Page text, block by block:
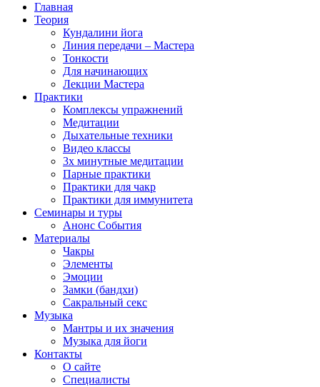
Главная
Теория
Кундалини йога
Линия передачи – Мастера
Тонкости
Для начинающих
Лекции Мастера
Практики
Комплексы упражнений
Медитации
Дыхательные техники
Видео классы
3х минутные медитации
Парные практики
Практики для чакр
Практики для иммунитета
Семинары и туры
Анонс События
Материалы
Чакры
Элементы
Эмоции
Замки (бандхи)
Сакральный секс
Музыка
Мантры и их значения
Музыка для йоги
Контакты
О сайте
Специалисты